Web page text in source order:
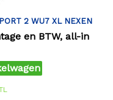
2 WU7 XL NEXEN
en BTW, all-in